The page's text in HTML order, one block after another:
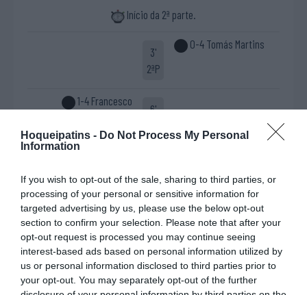
Hoqueipatins - Do Not Process My Personal
Information
If you wish to opt-out of the sale, sharing to third parties, or
processing of your personal or sensitive information for
targeted advertising by us, please use the below opt-out
section to confirm your selection. Please note that after your
opt-out request is processed you may continue seeing
interest-based ads based on personal information utilized by
us or personal information disclosed to third parties prior to
your opt-out. You may separately opt-out of the further
Início da 2ª parte.
3'
2ªP
0-4 Tomás Martins
1-4 Francesco
6'
2ªP
Timeout Sp. Alenquer
e Benfica
9'
2ªP
Cartão amarelo
Duarte Coelho
10'